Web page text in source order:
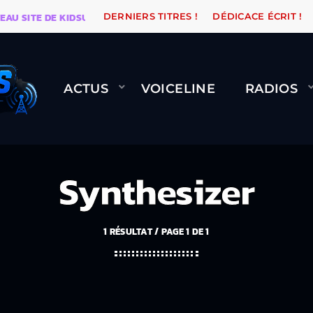
DE KIDSUNE WARÉTRO ORANGE ROAD QUI
DERNIERS TITRES ! DÉDICACE ÉCRIT !
ACTUS VOICELINE RADIOS
Synthesizer
1 RÉSULTAT / PAGE 1 DE 1